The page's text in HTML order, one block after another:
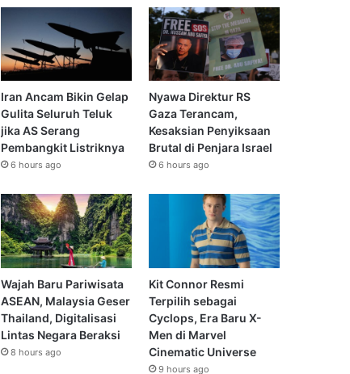
Iran Ancam Bikin Gelap
Gulita Seluruh Teluk
jika AS Serang
Pembangkit Listriknya
6 hours ago
Nyawa Direktur RS
Gaza Terancam,
Kesaksian Penyiksaan
Brutal di Penjara Israel
6 hours ago
Wajah Baru Pariwisata
ASEAN, Malaysia Geser
Thailand, Digitalisasi
Lintas Negara Beraksi
8 hours ago
Kit Connor Resmi
Terpilih sebagai
Cyclops, Era Baru X-
Men di Marvel
Cinematic Universe
9 hours ago